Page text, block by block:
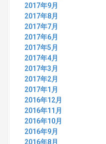
2017年9月
2017年8月
2017年7月
2017年6月
2017年5月
2017年4月
2017年3月
2017年2月
2017年1月
2016年12月
2016年11月
2016年10月
2016年9月
2016年8月